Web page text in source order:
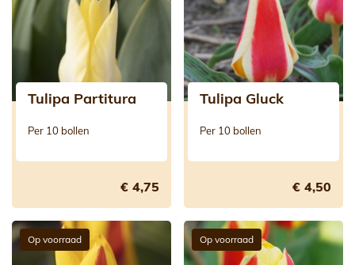
Tulipa Partitura
Per 10 bollen
€ 4,75
Tulipa Gluck
Per 10 bollen
€ 4,50
Op voorraad Op voorraad